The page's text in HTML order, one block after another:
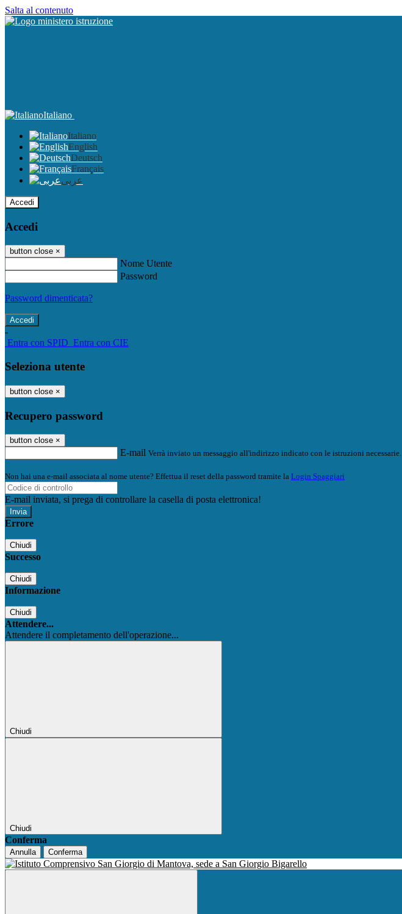
Salta al contenuto
Italiano
Italiano
English
Deutsch
Français
عربى
Accedi
Accedi
button close ×
Nome Utente
Password
Password dimenticata?
-
Entra con SPID Entra con CIE
Seleziona utente
button close ×
Recupero password
button close ×
E-mail Verrà inviato un messaggio all'indirizzo indicato con le istruzioni necessarie.
Non hai una e-mail associata al nome utente? Effettua il reset della password tramite la Login Spaggiari
E-mail inviata, si prega di controllare la casella di posta elettronica!
Errore
Chiudi
Successo
Chiudi
Informazione
Chiudi
Attendere...
Attendere il completamento dell'operazione...
Chiudi
Chiudi
Conferma
Annulla Conferma